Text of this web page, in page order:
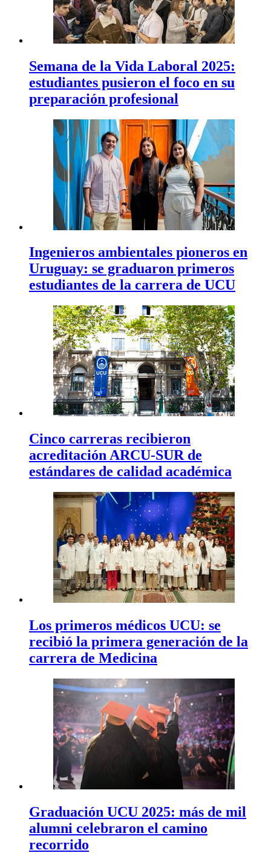
Semana de la Vida Laboral 2025:
estudiantes pusieron el foco en su
preparación profesional
Ingenieros ambientales pioneros en
Uruguay: se graduaron primeros
estudiantes de la carrera de UCU
Cinco carreras recibieron
acreditación ARCU-SUR de
estándares de calidad académica
Los primeros médicos UCU: se
recibió la primera generación de la
carrera de Medicina
Graduación UCU 2025: más de mil
alumni celebraron el camino
recorrido